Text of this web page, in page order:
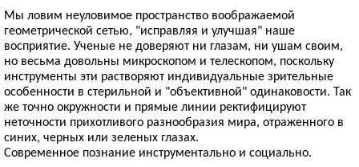
Мы ловим неуловимое пространство воображаемой
геометрической сетью, "исправляя и улучшая" наше
восприятие. Ученые не доверяют ни глазам, ни ушам своим,
но весьма довольны микроскопом и телескопом, поскольку
инструменты эти растворяют индивидуальные зрительные
особенности в стерильной и "объективной" одинаковости. Так
же точно окружности и прямые линии ректифицируют
неточности прихотливого разнообразия мира, отраженного в
синих, черных или зеленых глазах.
Современное познание инструментально и социально.